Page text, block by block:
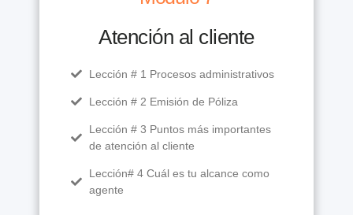
Atención al cliente
Lección # 1 Procesos administrativos
Lección # 2 Emisión de Póliza
Lección # 3 Puntos más importantes
de atención al cliente
Lección# 4 Cuál es tu alcance como
agente